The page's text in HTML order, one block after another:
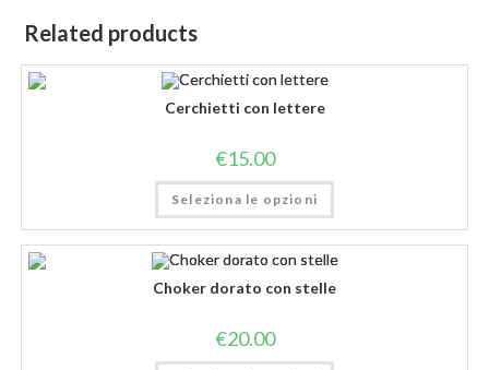
Related products
Cerchietti con lettere
€15.00
Seleziona le opzioni
Choker dorato con stelle
€20.00